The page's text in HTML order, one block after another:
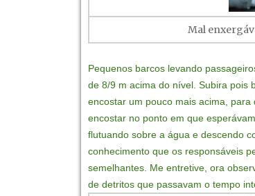
Mal
Pequenos barcos levando
de 8/9 m acima do nível. Subira pois
encostar um pouco mais acima,
encostar no ponto em que
flutuando sobre a água e descendo
conhecimento que os responsáveis
semelhantes. Me entretive, ora
de detritos que passavam o tempo